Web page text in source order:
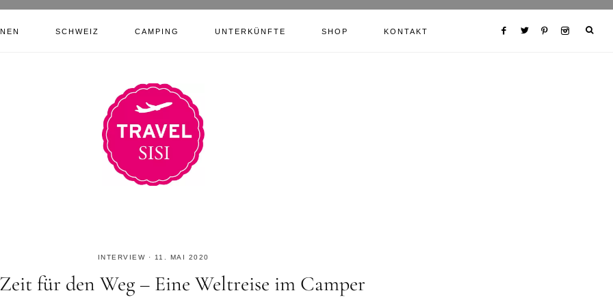
SCHWEIZ CAMPING UNTERKÜNFTE SHOP KONTAKT
INTERVIEW · 11. MAI 2020
für den Weg – Eine Weltreise im Camper